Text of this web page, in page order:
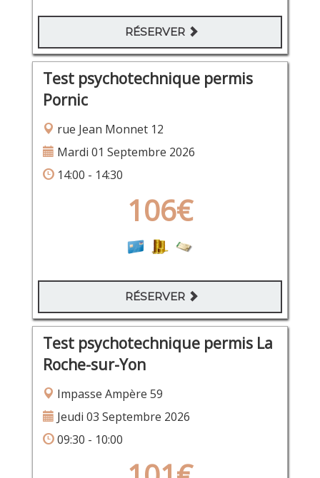
RÉSERVER
Test psychotechnique permis
Pornic
rue Jean Monnet 12
Mardi 01 Septembre 2026
14:00 - 14:30
106€
RÉSERVER
Test psychotechnique permis La
Roche-sur-Yon
Impasse Ampère 59
Jeudi 03 Septembre 2026
09:30 - 10:00